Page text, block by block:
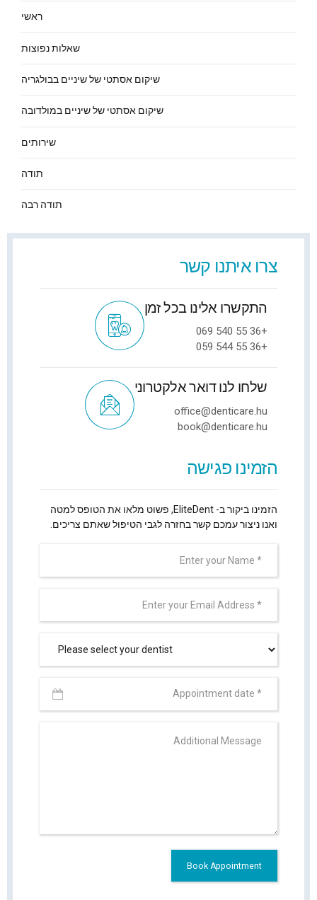
ראשי
שאלות נפוצות
שיקום אסתטי של שיניים בבולגריה
שיקום אסתטי של שיניים במולדובה
שירותים
תודה
תודה רבה
צרו איתנו קשר
התקשרו אלינו בכל זמן
+36 55 540 069
+36 55 544 059
שלחו לנו דואר אלקטרוני
office@denticare.hu
book@denticare.hu
הזמינו פגישה
הזמינו ביקור ב- EliteDent, פשוט מלאו את הטופס למטה
ואנו ניצור עמכם קשר בחזרה לגבי הטיפול שאתם צריכים.